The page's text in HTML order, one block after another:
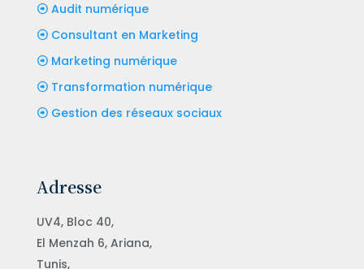
Audit numérique
Consultant en Marketing
Marketing numérique
Transformation numérique
Gestion des réseaux sociaux
Adresse
UV4, Bloc 40,
El Menzah 6, Ariana,
Tunis,